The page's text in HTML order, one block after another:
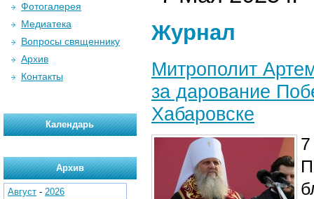
Журнал
Митрополит
за дарование
Хабаровске
Фотогалерея
Медиатека
Вопросы священнику
Архив
Контакты
Календарь
Архив
Август - 2026